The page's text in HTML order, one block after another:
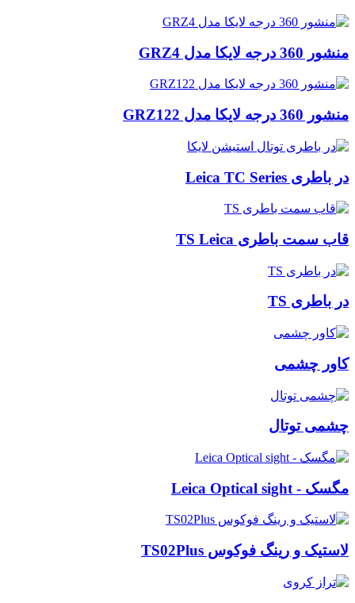
منشور 360 درجه لایکا مدل GRZ4
منشور 360 درجه لایکا مدل GRZ122
در باطری Leica TC Series
قاب سمت باطری TS Leica
در باطری TS
کاور چشمی
چشمی توتال
مگسک - Leica Optical sight
لاستیک و رینگ فوکوس TS02Plus